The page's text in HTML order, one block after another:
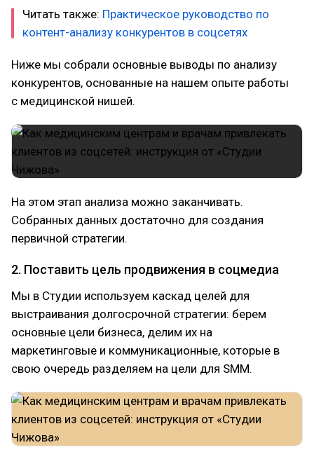
Читать также: Практическое руководство по
контент-анализу конкурентов в соцсетях
Ниже мы собрали основные выводы по анализу
конкурентов, основанные на нашем опыте работы
с медицинской нишей.
На этом этап анализа можно заканчивать.
Собранных данных достаточно для создания
первичной стратегии.
2. Поставить цель продвижения в соцмедиа
Мы в Студии используем каскад целей для
выстраивания долгосрочной стратегии: берем
основные цели бизнеса, делим их на
маркетинговые и коммуникационные, которые в
свою очередь разделяем на цели для SMM.